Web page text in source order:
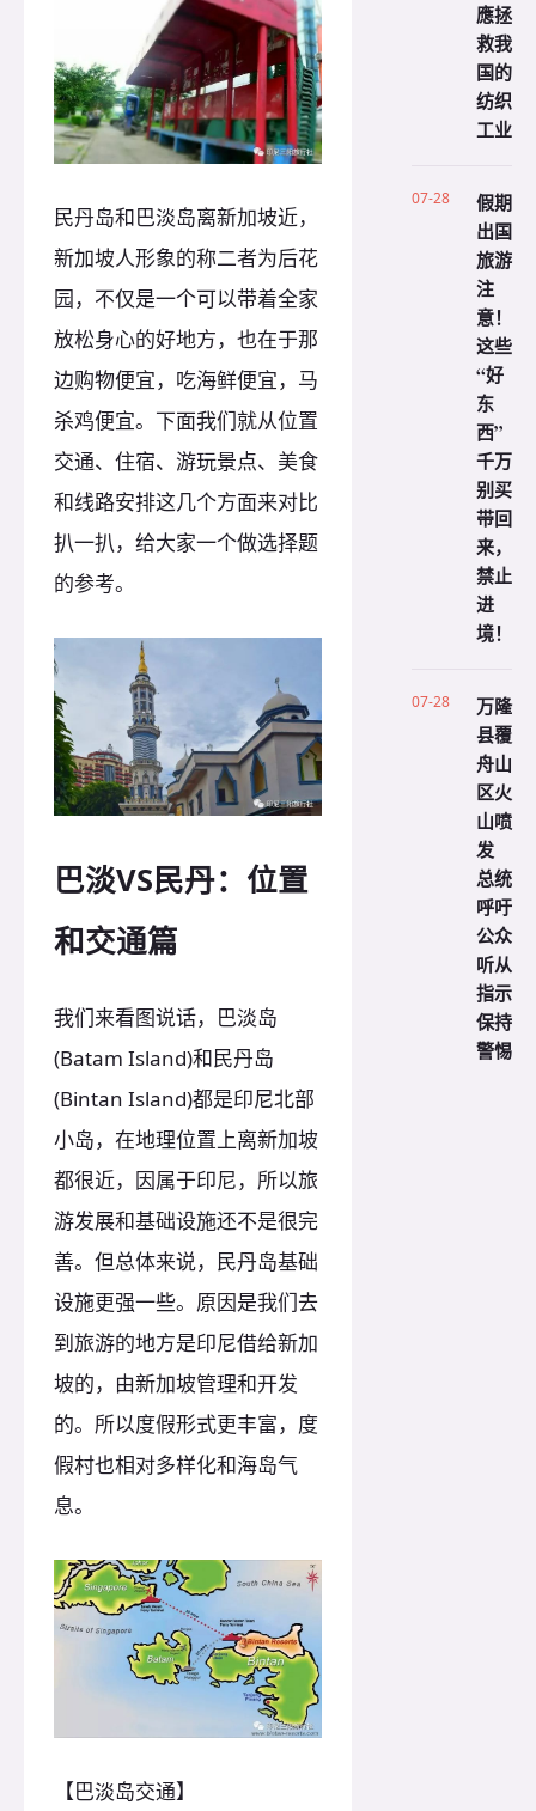
民丹岛和巴淡岛离新加坡近，
新加坡人形象的称二者为后花
园，不仅是一个可以带着全家
放松身心的好地方，也在于那
边购物便宜，吃海鲜便宜，马
杀鸡便宜。下面我们就从位置
交通、住宿、游玩景点、美食
和线路安排这几个方面来对比
扒一扒，给大家一个做选择题
的参考。
巴淡VS民丹：位置
和交通篇
我们来看图说话，巴淡岛
(Batam Island)和民丹岛
(Bintan Island)都是印尼北部
小岛，在地理位置上离新加坡
都很近，因属于印尼，所以旅
游发展和基础设施还不是很完
善。但总体来说，民丹岛基础
设施更强一些。原因是我们去
到旅游的地方是印尼借给新加
坡的，由新加坡管理和开发
的。所以度假形式更丰富，度
假村也相对多样化和海岛气
息。
【巴淡岛交通】
應拯
救我
国的
纺织
工业
07-28
假期
出国
旅游
注
意！
这些
“好
东
西”
千万
别买
带回
来，
禁止
进
境！
07-28
万隆
县覆
舟山
区火
山喷
发
总统
呼吁
公众
听从
指示
保持
警惕